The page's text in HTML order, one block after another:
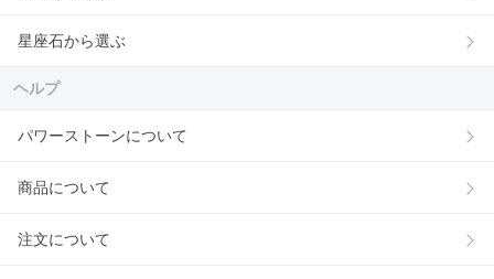
星座石から選ぶ
ヘルプ
パワーストーンについて
商品について
注文について